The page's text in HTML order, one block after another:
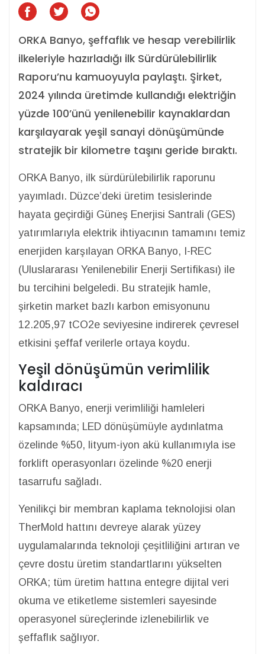
ORKA Banyo, şeffaflık ve hesap verebilirlik
ilkeleriyle hazırladığı ilk Sürdürülebilirlik
Raporu’nu kamuoyuyla paylaştı. Şirket,
2024 yılında üretimde kullandığı elektriğin
yüzde 100’ünü yenilenebilir kaynaklardan
karşılayarak yeşil sanayi dönüşümünde
stratejik bir kilometre taşını geride bıraktı.
ORKA Banyo, ilk sürdürülebilirlik raporunu
yayımladı. Düzce’deki üretim tesislerinde
hayata geçirdiği Güneş Enerjisi Santrali (GES)
yatırımlarıyla elektrik ihtiyacının tamamını temiz
enerjiden karşılayan ORKA Banyo, I-REC
(Uluslararası Yenilenebilir Enerji Sertifikası) ile
bu tercihini belgeledi. Bu stratejik hamle,
şirketin market bazlı karbon emisyonunu
12.205,97 tCO2e seviyesine indirerek çevresel
etkisini şeffaf verilerle ortaya koydu.
Yeşil dönüşümün verimlilik
kaldıracı
ORKA Banyo, enerji verimliliği hamleleri
kapsamında; LED dönüşümüyle aydınlatma
özelinde %50, lityum-iyon akü kullanımıyla ise
forklift operasyonları özelinde %20 enerji
tasarrufu sağladı.
Yenilikçi bir membran kaplama teknolojisi olan
TherMold hattını devreye alarak yüzey
uygulamalarında teknoloji çeşitliliğini artıran ve
çevre dostu üretim standartlarını yükselten
ORKA; tüm üretim hattına entegre dijital veri
okuma ve etiketleme sistemleri sayesinde
operasyonel süreçlerinde izlenebilirlik ve
şeffaflık sağlıyor.